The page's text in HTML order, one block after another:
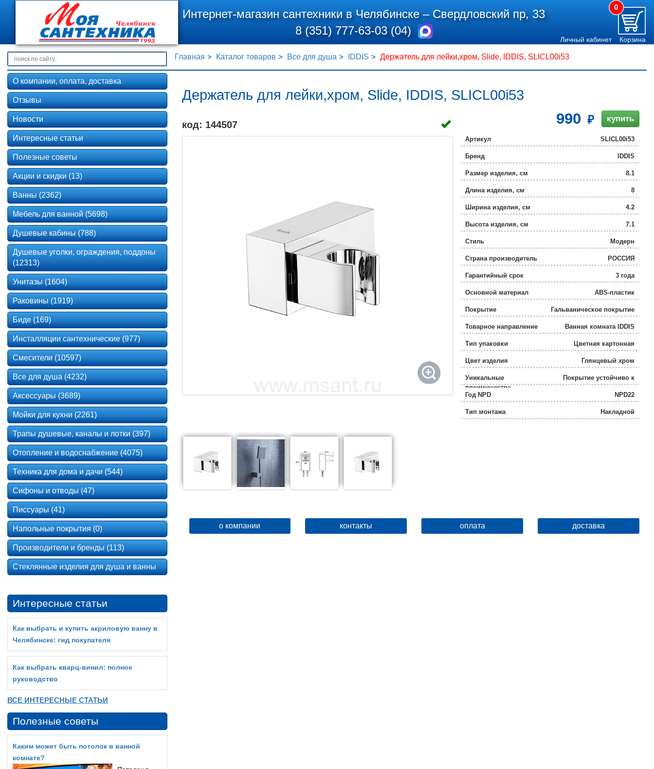
Интернет-магазин сантехники в Челябинске –Свердловский пр, 33
8 (351) 777-63-03 (04)
0
Личный кабинет Корзина
Главная Каталог товаров Все для душа IDDIS Держатель для лейки,хром, Slide, IDDIS, SLICL00i53
Держатель для лейки,хром, Slide, IDDIS, SLICL00i53
код: 144507 990 купить
Артикул SLICL00i53
Бренд IDDIS
Размер изделия, см 8.1
Длина изделия, см 8
Ширина изделия, см 4.2
Высота изделия, см 7.1
Стиль Модерн
Страна производитель РОССИЯ
Гарантийный срок 3 года
Основной материал ABS-пластик
Покрытие Гальваническое покрытие
Товарное направление Ванная комната IDDIS
Тип упаковки
Цветная картонная
коробка
Цвет изделия
Глянцевый хром
Уникальные
преимущества
Покрытие устойчиво к
коррозии, появлению
царапин, сколов и
Год NPD NPD22
Тип монтажа Накладной
о компании контакты оплата доставка
О компании, оплата, доставка
Отзывы
Новости
Интересные статьи
Полезные советы
Акции и скидки (13)
Ванны (2362)
Мебель для ванной (5698)
Душевые кабины (788)
Душевые уголки, ограждения, поддоны
(12313)
Унитазы (1604)
Раковины (1919)
Биде (169)
Инсталляции сантехнические (977)
Смесители (10597)
Все для душа (4232)
Аксессуары (3689)
Мойки для кухни (2261)
Трапы душевые, каналы и лотки (397)
Отопление и водоснабжение (4075)
Техника для дома и дачи (544)
Сифоны и отводы (47)
Писсуары (41)
Напольные покрытия (0)
Производители и бренды (113)
Стеклянные изделия для душа и ванны
Интересные статьи
Как выбрать и купить акриловую ванну в
Челябинске: гид покупателя
Как выбрать кварц‑винил: полное
руководство
ВСЕ ИНТЕРЕСНЫЕ СТАТЬИ
Полезные советы
Каким может быть потолок в ванной
комнате?